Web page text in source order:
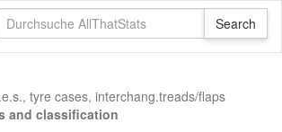
tyre cases, interchang.treads/flaps
and classification